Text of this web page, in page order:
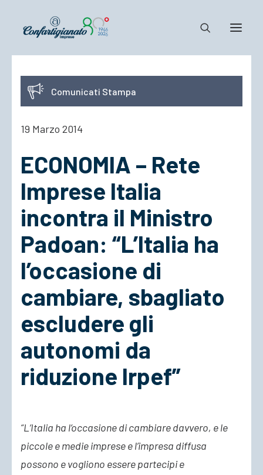
Notizie e Documenti
Confartigianato
Cosa Facciamo
ACCEDI
Comunicati Stampa
19 Marzo 2014
ECONOMIA – Rete
Imprese Italia
incontra il Ministro
Padoan: “L’Italia ha
l’occasione di
cambiare, sbagliato
escludere gli
autonomi da
riduzione Irpef”
“L’Italia ha l’occasione di cambiare davvero, e le
piccole e medie imprese e l’impresa diffusa
possono e vogliono essere partecipi e